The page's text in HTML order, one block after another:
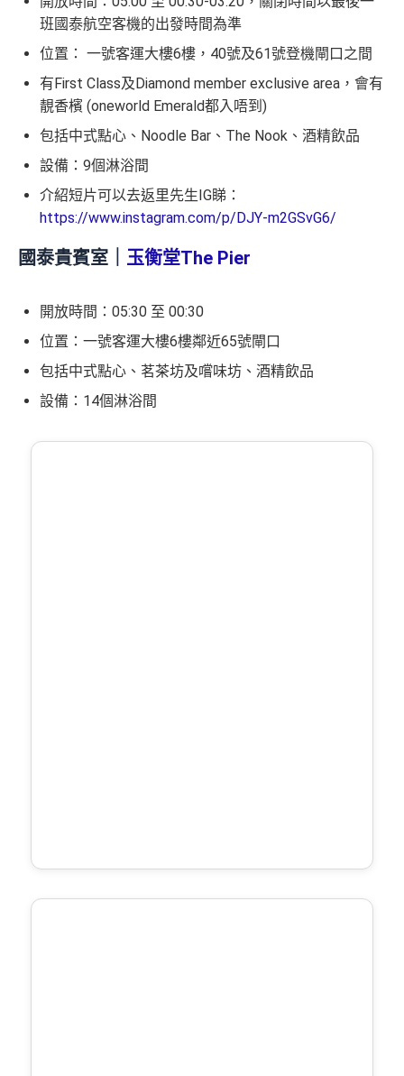
網上ebanking繳費無積分
查看更多信用卡詳情及分析...
班國泰航空客機的出發時間為準
位置： 一號客運大樓6樓，40號及61號登機閘口之間
有First Class及Diamond member exclusive area，會有
靚香檳 (oneworld Emerald都入唔到)
包括中式點心、Noodle Bar、The Nook、酒精飲品
設備：9個淋浴間
介紹短片可以去返里先生IG睇：
https://www.instagram.com/p/DJY-m2GSvG6/
國泰貴賓室｜ 玉衡堂The Pier
開放時間：05:30 至 00:30
位置：一號客運大樓6樓鄰近65號閘口
包括中式點心、茗茶坊及嚐味坊、酒精飲品
設備：14個淋浴間